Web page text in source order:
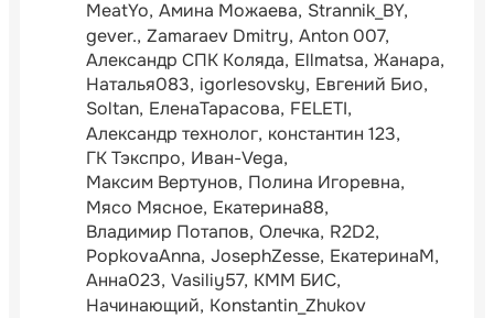
MeatYo Амина Можаева Strannik_BY
gever. Zamaraev Dmitry Anton 007
Александр СПК Коляда Ellmatsa Жанара
Наталья083 igorlesovsky Евгений Био
Soltan ЕленаТарасова FELETI
Александр технолог константин 123
ГК Тэкспро Иван-Vega
Максим Вертунов Полина Игоревна
Мясо Мясное Екатерина88
Владимир Потапов Олечка R2D2
PopkovaAnna JosephZesse ЕкатеринаМ
Анна023 Vasiliy57 КММ БИС
Начинающий Konstantin_Zhukov